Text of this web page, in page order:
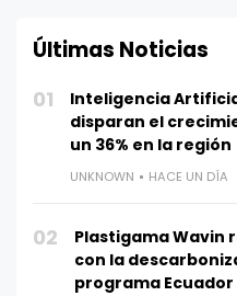
Últimas Noticias
01
Inteligencia
disparan el
un 36% en la región
UNKNOWN HACE UN DÍA
02
Plastigama Wavin
con la
programa